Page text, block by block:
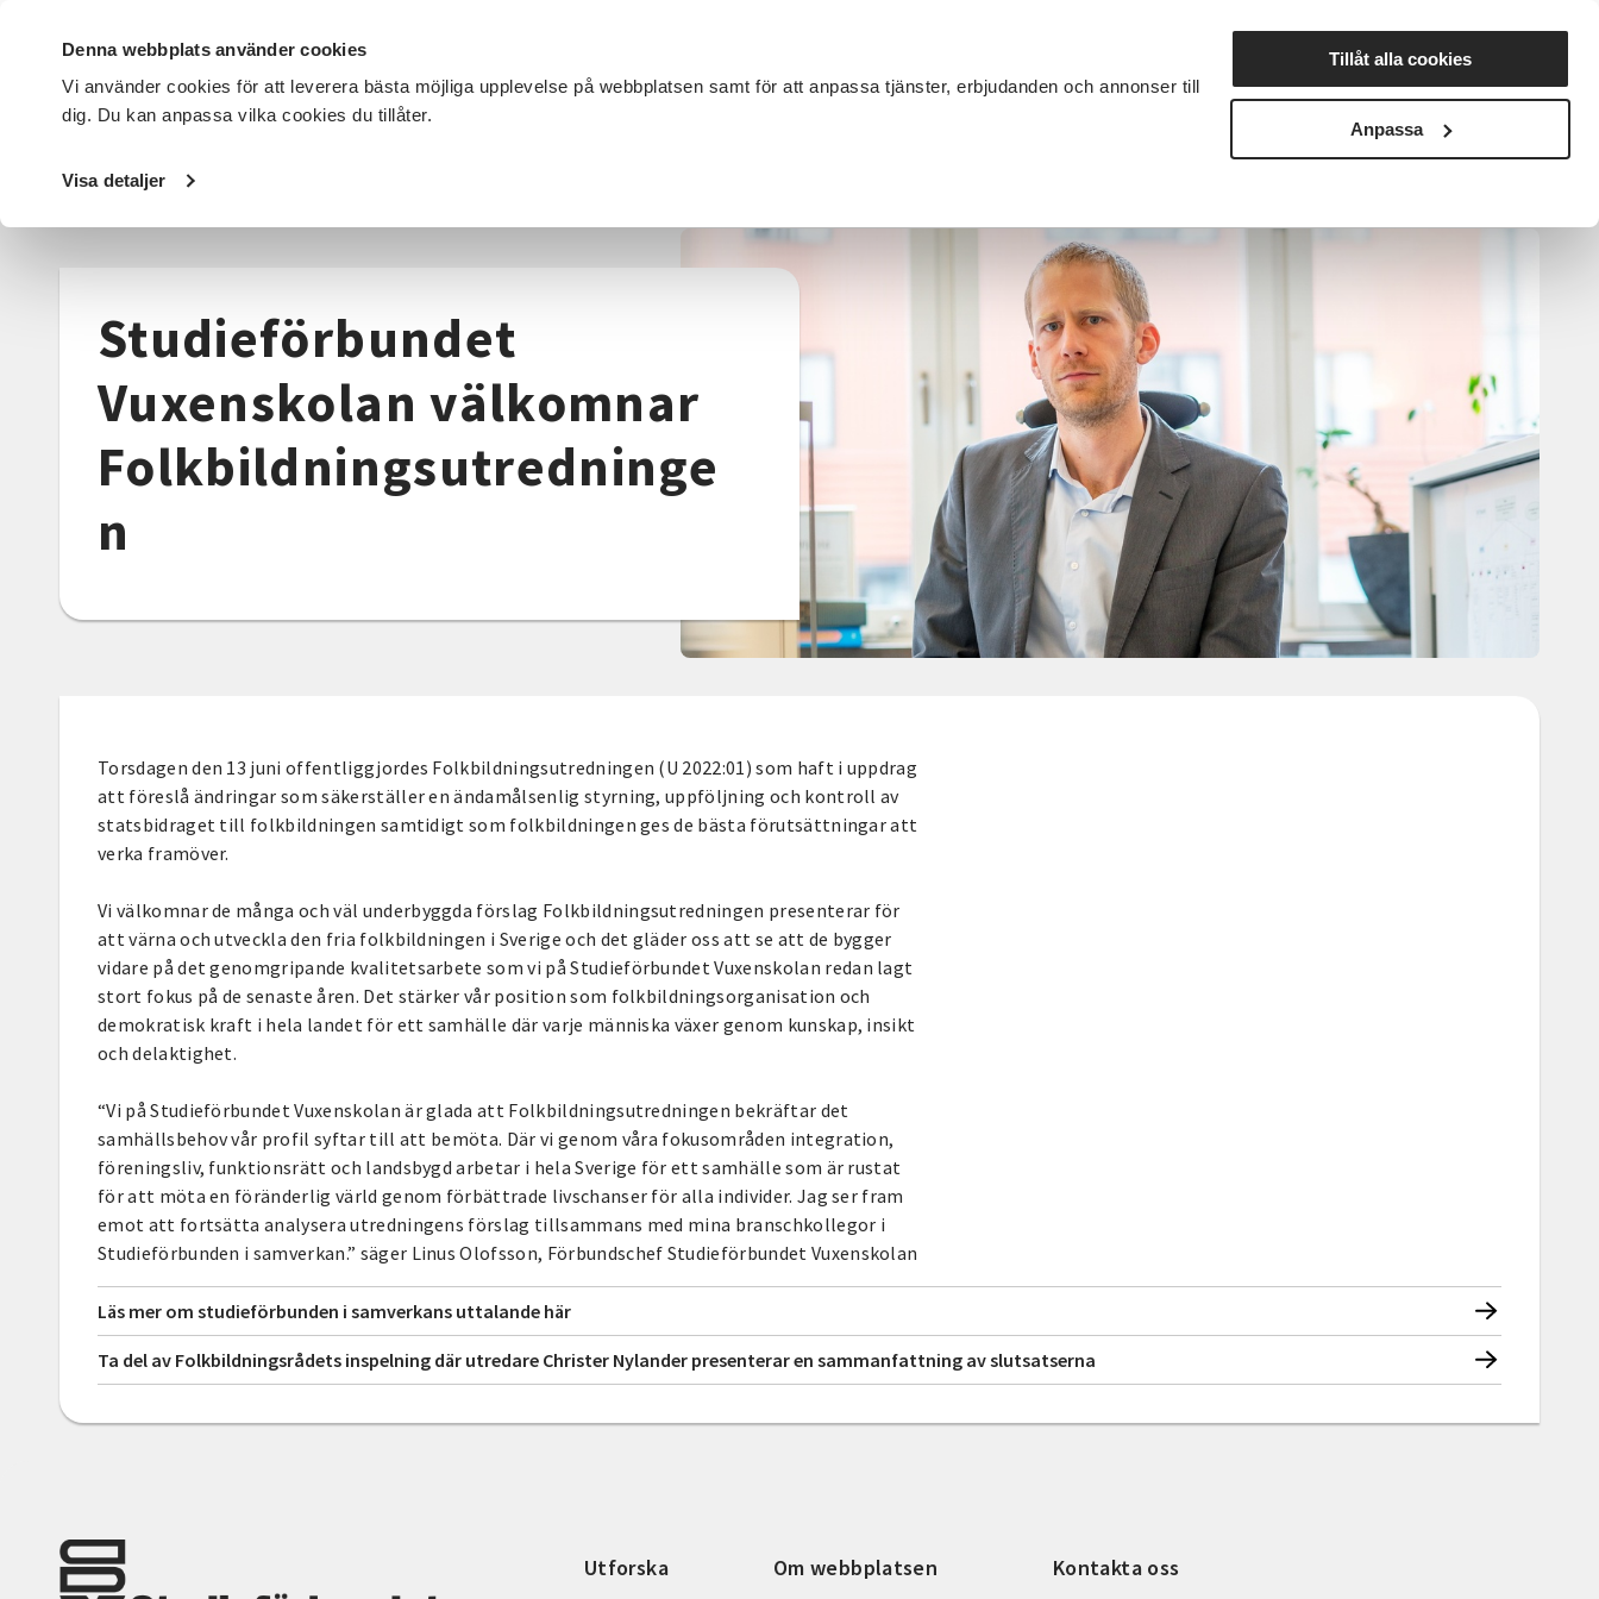
Denna webbplats använder cookies
Vi använder cookies för att leverera bästa möjliga upplevelse på webbplatsen samt för att anpassa tjänster, erbjudanden och annonser till
dig. Du kan anpassa vilka cookies du tillåter.
Visa detaljer
Tillåt alla cookies
Anpassa
DET HÄR GÖR VI FÖR DIG SOM SÖK KURSER OCH EVENEMANG Nyheter Avdelningar
Startsida / Nyheter
Studieförbundet
Vuxenskolan välkomnar
Folkbildningsutredninge
n
Torsdagen den 13 juni offentliggjordes Folkbildningsutredningen (U 2022:01) som haft i uppdrag
att föreslå ändringar som säkerställer en ändamålsenlig styrning, uppföljning och kontroll av
statsbidraget till folkbildningen samtidigt som folkbildningen ges de bästa förutsättningar att
verka framöver.
Vi välkomnar de många och väl underbyggda förslag Folkbildningsutredningen presenterar för
att värna och utveckla den fria folkbildningen i Sverige och det gläder oss att se att de bygger
vidare på det genomgripande kvalitetsarbete som vi på Studieförbundet Vuxenskolan redan lagt
stort fokus på de senaste åren. Det stärker vår position som folkbildningsorganisation och
demokratisk kraft i hela landet för ett samhälle där varje människa växer genom kunskap, insikt
och delaktighet.
“Vi på Studieförbundet Vuxenskolan är glada att Folkbildningsutredningen bekräftar det
samhällsbehov vår profil syftar till att bemöta. Där vi genom våra fokusområden integration,
föreningsliv, funktionsrätt och landsbygd arbetar i hela Sverige för ett samhälle som är rustat
för att möta en föränderlig värld genom förbättrade livschanser för alla individer. Jag ser fram
emot att fortsätta analysera utredningens förslag tillsammans med mina branschkollegor i
Studieförbunden i samverkan.” säger Linus Olofsson, Förbundschef Studieförbundet Vuxenskolan
Läs mer om studieförbunden i samverkans uttalande här
Ta del av Folkbildningsrådets inspelning där utredare Christer Nylander presenterar en sammanfattning av slutsatserna
Utforska Om webbplatsen Kontakta oss